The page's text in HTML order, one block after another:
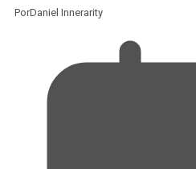
PorDaniel Innerarity